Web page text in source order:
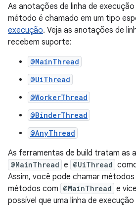
As anotações de linha de
método é chamado em um tipo
execução. Veja as anotações de
recebem suporte:
@MainThread
@UiThread
@WorkerThread
@BinderThread
@AnyThread
As ferramentas de build tratam as
@MainThread e @UiThread
Assim, você pode chamar
métodos com @MainThread e
possível que uma linha de